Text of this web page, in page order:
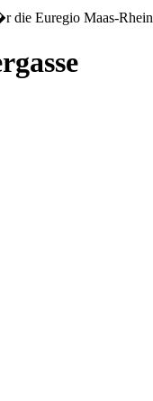
die Euregio Maas-Rhein